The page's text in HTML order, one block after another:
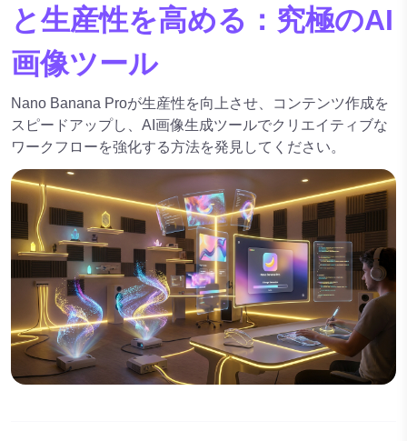
と生産性を高める：究極のAI
画像ツール
Nano Banana Proが生産性を向上させ、コンテンツ作成を
スピードアップし、AI画像生成ツールでクリエイティブな
ワークフローを強化する方法を発見してください。